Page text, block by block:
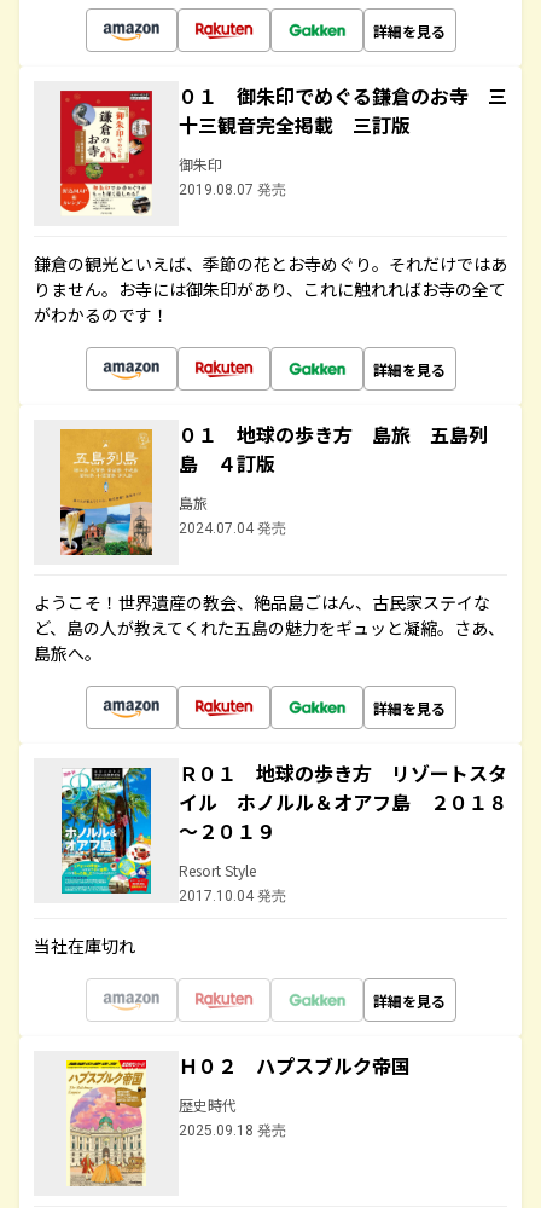
詳細を見る
０１ 御朱印でめぐる鎌倉のお寺 三
十三観音完全掲載 三訂版
御朱印
2019.08.07 発売
鎌倉の観光といえば、季節の花とお寺めぐり。それだけではあ
りません。お寺には御朱印があり、これに触れればお寺の全て
がわかるのです！
詳細を見る
０１ 地球の歩き方 島旅 五島列
島 ４訂版
島旅
2024.07.04 発売
ようこそ！世界遺産の教会、絶品島ごはん、古民家ステイな
ど、島の人が教えてくれた五島の魅力をギュッと凝縮。さあ、
島旅へ。
詳細を見る
Ｒ０１ 地球の歩き方 リゾートスタ
イル ホノルル＆オアフ島 ２０１８
～２０１９
Resort Style
2017.10.04 発売
当社在庫切れ
詳細を見る
Ｈ０２ ハプスブルク帝国
歴史時代
2025.09.18 発売